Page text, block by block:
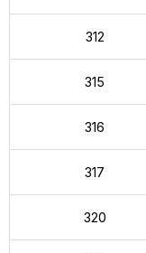
312
315
316
317
320